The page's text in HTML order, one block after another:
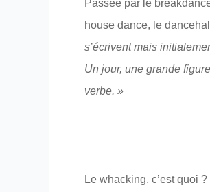
Passée par le
house dance, le
s’écrivent mais
Un jour, une grande
verbe. »
Le whacking, c’est quoi ?